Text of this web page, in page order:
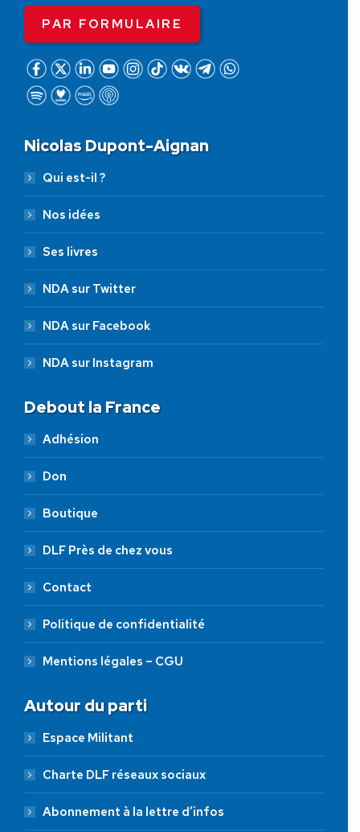
PAR FORMULAIRE
Nicolas Dupont-Aignan
Qui est-il ?
Nos idées
Ses livres
NDA sur Twitter
NDA sur Facebook
NDA sur Instagram
Debout la France
Adhésion
Don
Boutique
DLF Près de chez vous
Contact
Politique de confidentialité
Mentions légales – CGU
Autour du parti
Espace Militant
Charte DLF réseaux sociaux
Abonnement à la lettre d’infos